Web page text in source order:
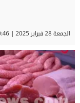
الجمعة 28 فبراير 2025 | 10:46 مساءً